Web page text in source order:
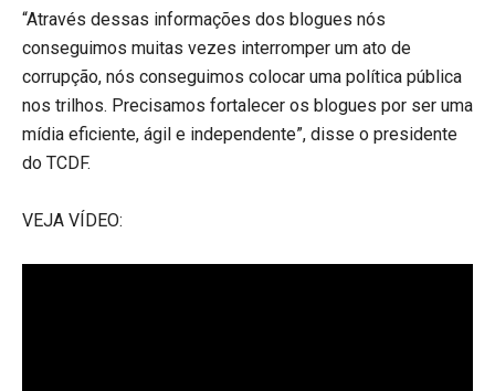
“Através dessas informações dos blogues nós
conseguimos muitas vezes interromper um ato de
corrupção, nós conseguimos colocar uma política pública
nos trilhos. Precisamos fortalecer os blogues por ser uma
mídia eficiente, ágil e independente”, disse o presidente
do TCDF.
VEJA VÍDEO: